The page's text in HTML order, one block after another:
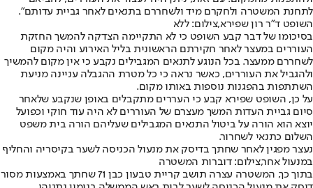
לתחנת המשטרה ולחקרם מיד ולשחררם בתנאים לאחר גביית עדותם".
השופט ד"ר רון שפירא,צילום: ללא
בסיכומו של דבר קבע השופט כי לא התקיימה הצדקה להמשך החזקת
העוררים במעצר לאחר חקירתם הראשונית בליל האירוע והיה מקום
לשחררם ממעצר. בכל הנוגע לתנאים המגבילים נקבע כי אין מקום להמשיך
ולהגביל את העוררים, כאשר נראה כי כל מטרת ההגבלה עניינה מניעת
השתתפות בהפגנות נוספות באותו מקום.
על כן, השופט שפירא קבע כי העררים מתקבלים באופן שנקבע שלאחר
סיום גביית העדות המשך מעצרם של העוררים לא היה עוד חוקי וכפועל
יוצא הוא הורה על ביטול התנאים המגבילים שעליהם הורה בית משפט
השלום כתנאי לשחרור.
נעצר מפגין לאחר שחתך בדיסק את מנעול הכניסה לשער בקיסריה והחליף
במנעול אחר,צילום: דוברות המשטרה
בתוך כך, המשטרה עצרה תושב קריית טבעון כבן 71 שחתך באמצעות מסור